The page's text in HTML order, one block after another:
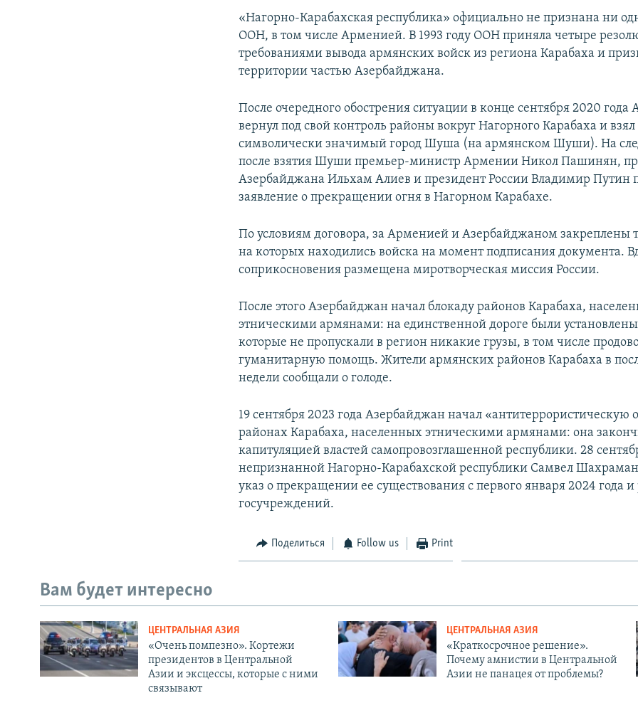
«Нагорно-Карабахская республика» официально не признана ни
ООН, в том числе Арменией. В 1993 году ООН приняла четыре
требованиями вывода армянских войск из региона Карабаха и
территории частью Азербайджана.
После очередного обострения ситуации в конце сентября 2020
вернул под свой контроль районы вокруг Нагорного Карабаха и
символически значимый город Шуша (на армянском Шуши). На
после взятия Шуши премьер-министр Армении Никол Пашинян,
Азербайджана Ильхам Алиев и президент России Владимир Путин
заявление о прекращении огня в Нагорном Карабахе.
По условиям договора, за Арменией и Азербайджаном закреплены
на которых находились войска на момент подписания документа.
соприкосновения размещена миротворческая миссия России.
После этого Азербайджан начал блокаду районов Карабаха,
этническими армянами: на единственной дороге были
которые не пропускали в регион никакие грузы, в том числе
гуманитарную помощь. Жители армянских районов Карабаха в
недели сообщали о голоде.
19 сентября 2023 года Азербайджан начал «антитеррористическую
районах Карабаха, населенных этническими армянами: она
капитуляцией властей самопровозглашенной республики. 28
непризнанной Нагорно-Карабахской республики Самвел
указ о прекращении ее существования с первого января 2024 года и
госучреждений.
Поделиться Follow us Print
Вам будет интересно
ЦЕНТРАЛЬНАЯ АЗИЯ
«Очень помпезно». Кортежи
президентов в Центральной
Азии и эксцессы, которые с ними
связывают
ЦЕНТРАЛЬНАЯ АЗИЯ
«Краткосрочное решение».
Почему амнистии в Центральной
Азии не панацея от проблемы?